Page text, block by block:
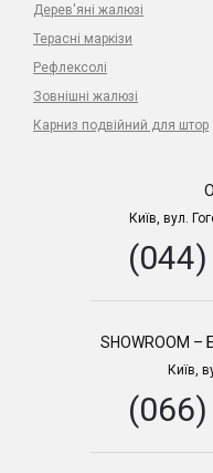
Дерев'яні жалюзі
Терасні маркізи
Рефлексолі
Зовнішні жалюзі
Карниз подвійний для штор
Київ, вул.
SHOWROOM –
Київ,